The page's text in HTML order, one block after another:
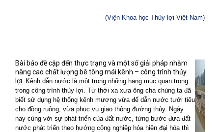
(Viện Khoa học Thủy lợi Việt Nam)
Bài báo đề cập đến thực trạng và một số giải pháp nhằm
nâng cao chất lượng bê tông mái kênh – công trình thủy
lợi.
Kênh dẫn nước là một trong những hạng mục quan trọng
trong công trình thủy lợi. Từ thời xa xưa ông cha chúng ta đã
biết sử dụng hệ thống kênh mương vừa để dẫn nước tưới tiêu
cho đồng ruộng, vừa phục vụ giao thông đường thủy. Ngày
nay cùng với sự phát triển của đất nước, từng bước đưa đất
nước phát triển theo hướng công nghiệp hóa hiện đại hóa thì